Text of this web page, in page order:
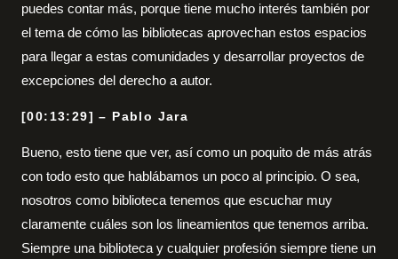
puedes contar más, porque tiene mucho interés también por
el tema de cómo las bibliotecas aprovechan estos espacios
para llegar a estas comunidades y desarrollar proyectos de
excepciones del derecho a autor.
[00:13:29] – Pablo Jara
Bueno, esto tiene que ver, así como un poquito de más atrás
con todo esto que hablábamos un poco al principio. O sea,
nosotros como biblioteca tenemos que escuchar muy
claramente cuáles son los lineamientos que tenemos arriba.
Siempre una biblioteca y cualquier profesión siempre tiene un